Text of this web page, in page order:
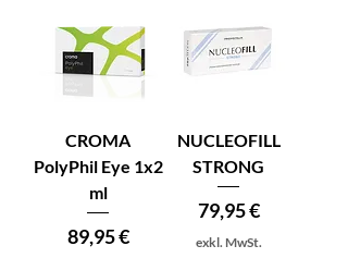
CROMA
PolyPhil Eye 1x2
ml
Preis
89,95 €
NUCLEOFILL
STRONG
Preis
79,95 €
exkl. MwSt.